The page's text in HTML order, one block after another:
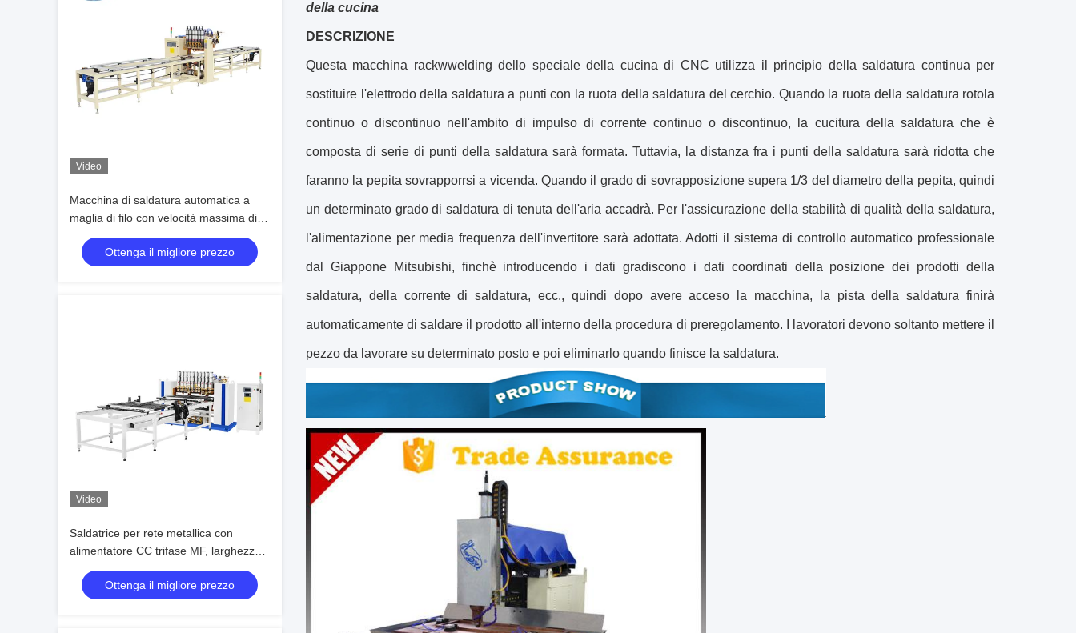
Video
Macchina di saldatura automatica a
maglia di filo con velocità massima di
cablaggio di 200 mm/s e piegatura 2D
del manico del filo con garanzia di 1
anno
Ottenga il migliore prezzo
Video
Saldatrice per rete metallica con
alimentatore CC trifase MF, larghezza
di saldatura effettiva di 1.200 mm e
lunghezza di 3.000 mm
Ottenga il migliore prezzo
della cucina
DESCRIZIONE
Questa macchina rackwwelding dello speciale della cucina di CNC utilizza il principio della saldatura continua per
sostituire l'elettrodo della saldatura a punti con la ruota della saldatura del cerchio. Quando la ruota della saldatura rotola
continuo o discontinuo nell'ambito di impulso di corrente continuo o discontinuo, la cucitura della saldatura che è
composta di serie di punti della saldatura sarà formata. Tuttavia, la distanza fra i punti della saldatura sarà ridotta che
faranno la pepita sovrapporrsi a vicenda. Quando il grado di sovrapposizione supera 1/3 del diametro della pepita, quindi
un determinato grado di saldatura di tenuta dell'aria accadrà. Per l'assicurazione della stabilità di qualità della saldatura,
l'alimentazione per media frequenza dell'invertitore sarà adottata. Adotti il sistema di controllo automatico professionale
dal Giappone Mitsubishi, finchè introducendo i dati gradiscono i dati coordinati della posizione dei prodotti della
saldatura, della corrente di saldatura, ecc., quindi dopo avere acceso la macchina, la pista della saldatura finirà
automaticamente di saldare il prodotto all'interno della procedura di preregolamento. I lavoratori devono soltanto mettere il
pezzo da lavorare su determinato posto e poi eliminarlo quando finisce la saldatura.